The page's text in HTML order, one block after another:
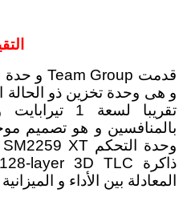
تقريبا
بالمنافسين و هو تصميم
المعادلة بين الأداء و الميزانية